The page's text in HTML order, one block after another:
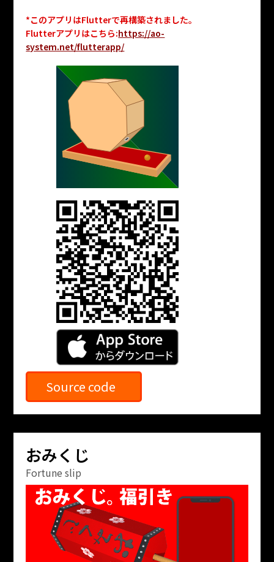
*このアプリはFlutterで再構築されました。
Flutterアプリはこちら:https://ao-
system.net/flutterapp/
Source code
おみくじ
Fortune slip